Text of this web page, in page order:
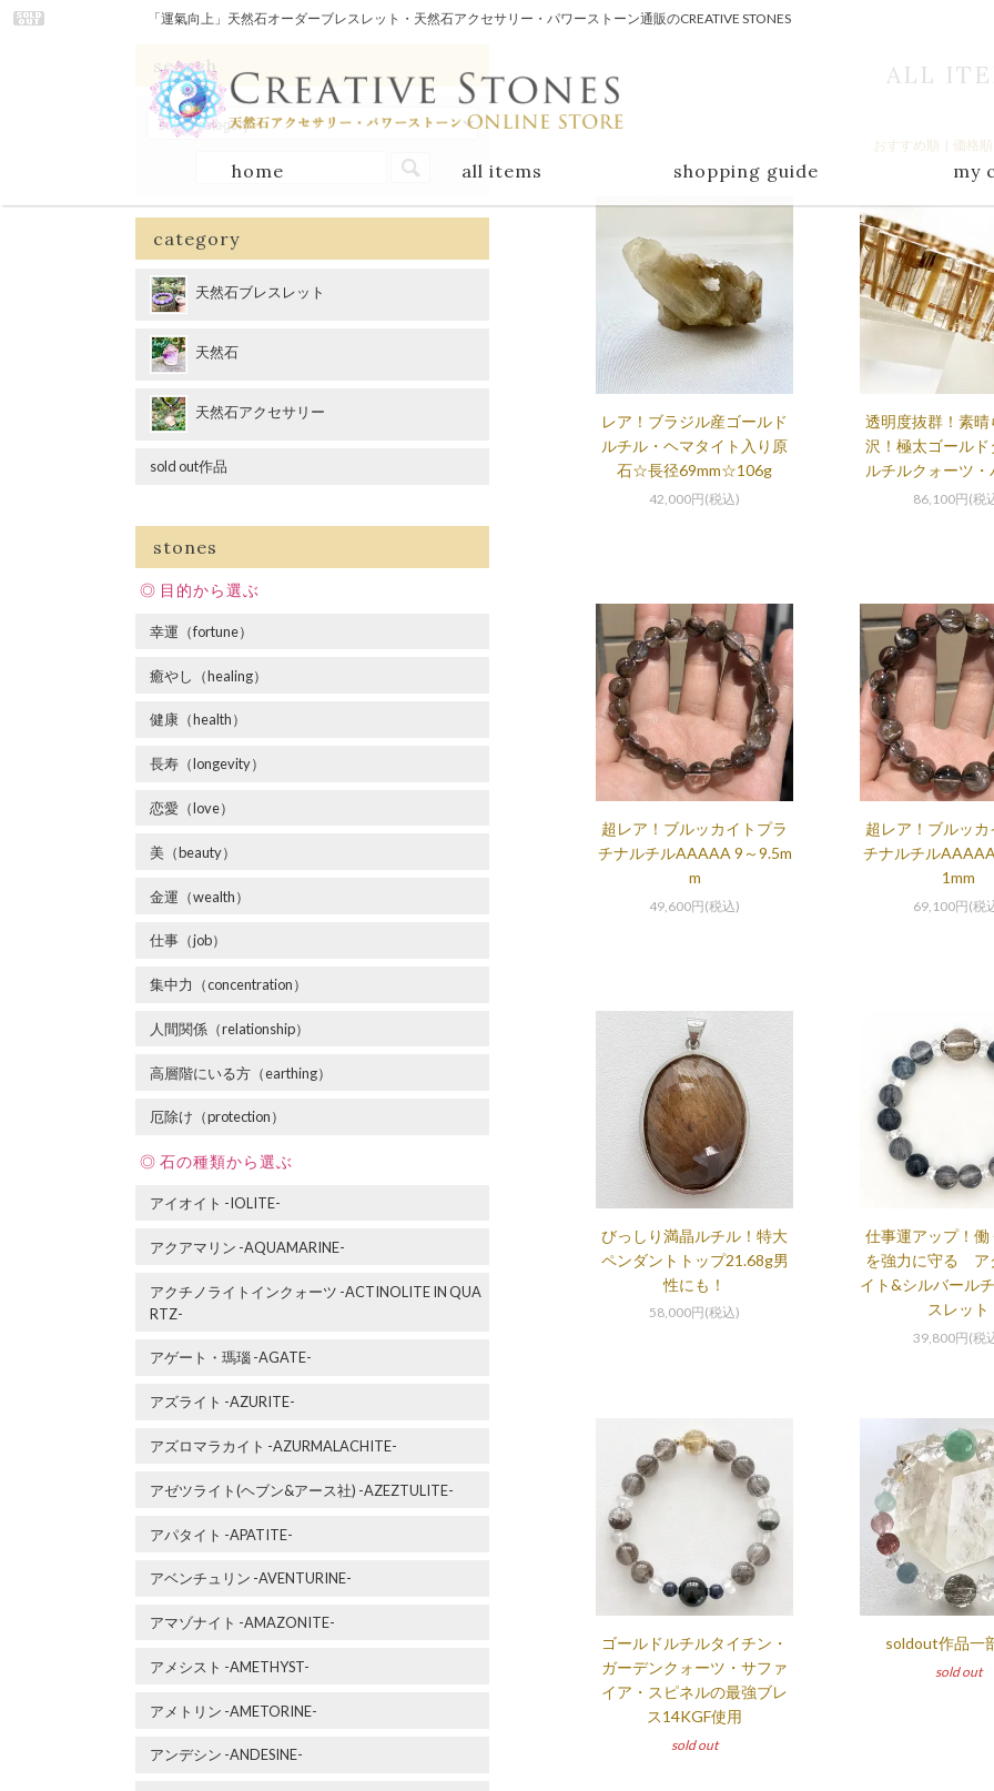
「運氣向上」天然石オーダーブレスレット・天然石アクセサリー・パワーストーン通販のCREATIVE STONES
home all items shopping guide my
ALL
おすすめ順 価格順
レア！ブラジル産ゴールド
ルチル・ヘマタイト入り原
石☆長径69mm☆106g
42,000円(税込)
透明度抜群！素晴
沢！極太ゴールド
ルチルクォーツ
86,100円(税
超レア！ブルッカイトプラ
チナルチルAAAAA 9～9.5m
m
49,600円(税込)
超レア！ブルッカ
チナルチル
1mm
69,100円(税
びっしり満晶ルチル！特大
ペンダントトップ21.68g男
性にも！
58,000円(税込)
仕事運アップ！働
を強力に守る ア
イト&シルバール
スレット
39,800円(税
ゴールドルチルタイチン・
ガーデンクォーツ・サファ
イア・スピネルの最強ブレ
ス14KGF使用
sold out
soldout作品一
sold out
search
category
天然石ブレスレット
天然石
天然石アクセサリー
sold out作品
stones
目的から選ぶ
幸運（fortune）
癒やし（healing）
健康（health）
長寿（longevity）
恋愛（love）
美（beauty）
金運（wealth）
仕事（job）
集中力（concentration）
人間関係（relationship）
高層階にいる方（earthing）
厄除け（protection）
石の種類から選ぶ
アイオイト -IOLITE-
アクアマリン -AQUAMARINE-
アクチノライトインクォーツ -ACTINOLITE IN QUA
RTZ-
アゲート・瑪瑙 -AGATE-
アズライト -AZURITE-
アズロマラカイト -AZURMALACHITE-
アゼツライト(ヘブン&アース社) -AZEZTULITE-
アパタイト -APATITE-
アベンチュリン -AVENTURINE-
アマゾナイト -AMAZONITE-
アメシスト -AMETHYST-
アメトリン -AMETORINE-
アンデシン -ANDESINE-